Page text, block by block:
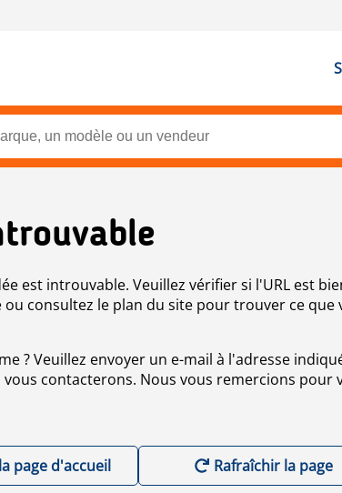
est introuvable. Veuillez vérifier si l'URL est
ou consultez le plan du site pour trouver ce que
? Veuillez envoyer un e-mail à l'adresse
vous contacterons. Nous vous remercions pour
page d'accueil Rafraîchir la page